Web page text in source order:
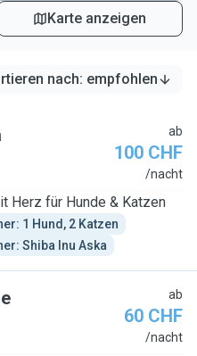
Karte anzeigen
nach: empfohlen
ab
100 CHF
/nacht
Herz für Hunde & Katzen
1 Hund, 2 Katzen
Shiba Inu Aska
ab
60 CHF
/nacht